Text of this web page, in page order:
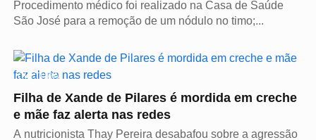
Procedimento médico foi realizado na Casa de Saúde
São José para a remoção de um nódulo no timo;...
CULTURA
Filha de Xande de Pilares é mordida em creche
e mãe faz alerta nas redes
A nutricionista Thay Pereira desabafou sobre a agressão